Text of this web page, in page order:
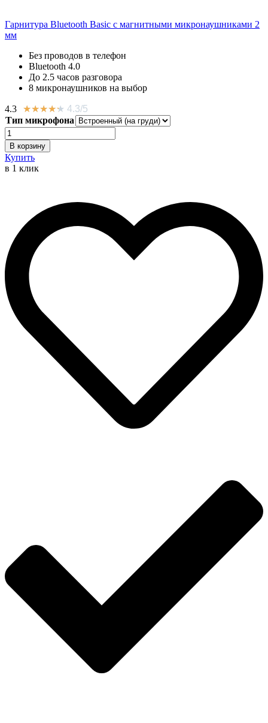
Гарнитура Bluetooth Basic с магнитными микронаушниками 2
мм
Без проводов в телефон
Bluetooth 4.0
До 2.5 часов разговора
8 микронаушников на выбор
4.3 ★★★★★ 4.3/5
Тип микрофона
Количество
Гарнитура
Bluetooth
Basic
с
В корзину
Купить
в 1 клик